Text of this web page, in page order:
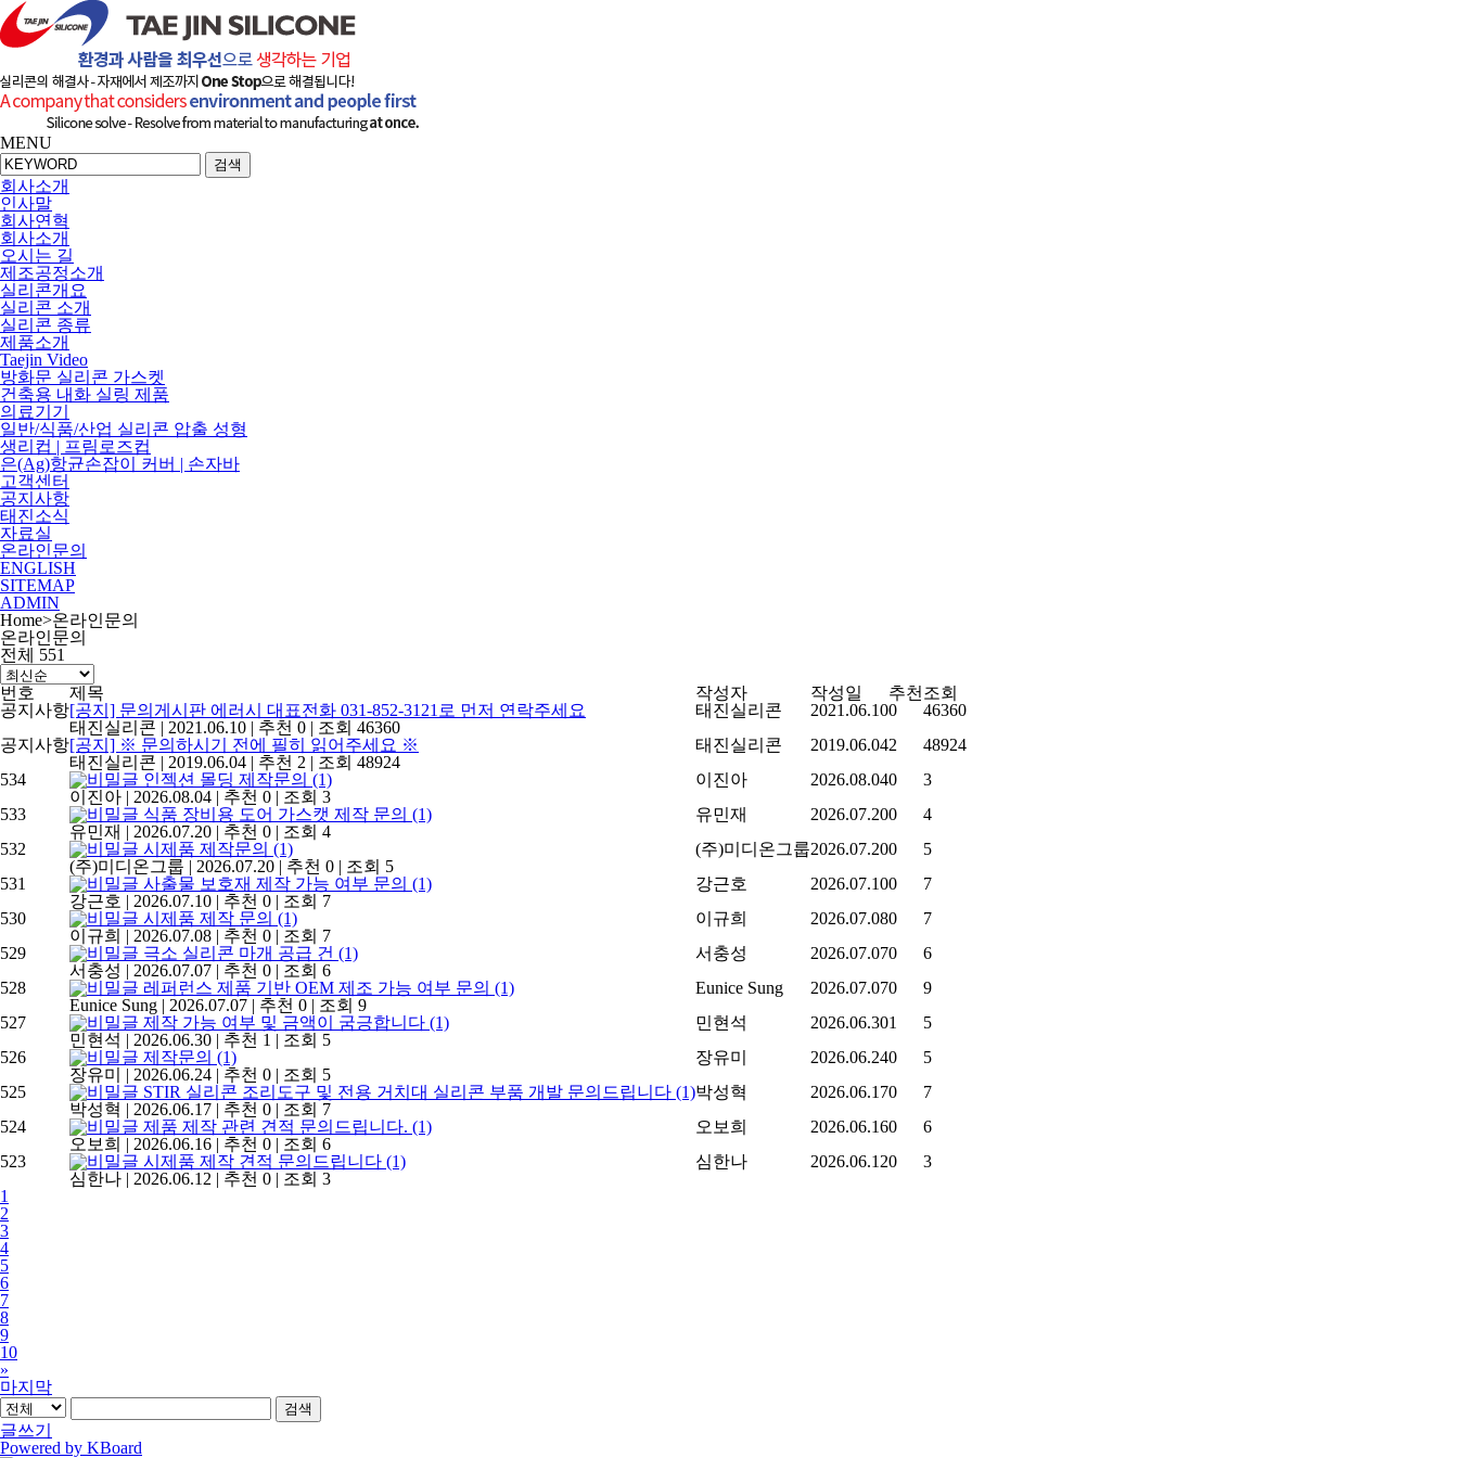
MENU
검색
회사소개
인사말
회사연혁
회사소개
오시는 길
제조공정소개
실리콘개요
실리콘 소개
실리콘 종류
제품소개
Taejin Video
방화문 실리콘 가스켓
건축용 내화 실링 제품
의료기기
일반/식품/산업 실리콘 압출 성형
생리컵 | 프림로즈컵
은(Ag)항균손잡이 커버 | 손자바
고객센터
공지사항
태진소식
자료실
온라인문의
ENGLISH
SITEMAP
ADMIN
Home>온라인문의
온라인문의
전체 551
번호 제목 작성자 작성일 추천 조회
공지사항[공지] 문의게시판 에러시 대표전화 031-852-3121로 먼저 연락주세요
태진실리콘 | 2021.06.10 | 추천 0 | 조회 46360
태진실리콘 2021.06.100
46360
공지사항[공지] ※ 문의하시기 전에 필히 읽어주세요 ※
태진실리콘 | 2019.06.04 | 추천 2 | 조회 48924
태진실리콘 2019.06.042
48924
534
인젝션 몰딩 제작문의 (1)
이진아 | 2026.08.04 | 추천 0 | 조회 3
이진아 2026.08.040
3
533
식품 장비용 도어 가스캣 제작 문의 (1)
유민재 | 2026.07.20 | 추천 0 | 조회 4
유민재 2026.07.200
4
532
시제품 제작문의 (1)
(주)미디온그룹 | 2026.07.20 | 추천 0 | 조회 5
(주)미디온그룹2026.07.200
5
531
사출물 보호재 제작 가능 여부 문의 (1)
강근호 | 2026.07.10 | 추천 0 | 조회 7
강근호 2026.07.100
7
530
시제품 제작 문의 (1)
이규희 | 2026.07.08 | 추천 0 | 조회 7
이규희 2026.07.080
7
529
극소 실리콘 마개 공급 건 (1)
서충성 | 2026.07.07 | 추천 0 | 조회 6
서충성 2026.07.070
6
528
레퍼런스 제품 기반 OEM 제조 가능 여부 문의 (1)
Eunice Sung | 2026.07.07 | 추천 0 | 조회 9
Eunice Sung 2026.07.070
9
527
제작 가능 여부 및 금액이 굼긍합니다 (1)
민현석 | 2026.06.30 | 추천 1 | 조회 5
민현석 2026.06.301
5
526
제작문의 (1)
장유미
| 2026.06.24 | 추천 0 | 조회 5
장유미 2026.06.240
5
525
STIR 실리콘 조리도구 및 전용 거치대 실리콘 부품 개발 문의드립니다 (1)
박성혁 | 2026.06.17 | 추천 0 | 조회 7
박성혁 2026.06.170
7
524
제품 제작 관련 견적 문의드립니다. (1)
오보희 | 2026.06.16 | 추천 0 | 조회 6
오보희 2026.06.160
6
523
시제품 제작 견적 문의드립니다 (1)
심한나 | 2026.06.12 | 추천 0 | 조회 3
심한나 2026.06.120
3
1
2
3
4
5
6
7
8
9
10
»
마지막
검색
글쓰기
Powered by KBoard